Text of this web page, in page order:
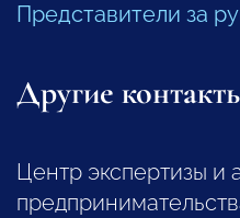
Представители за
Другие
Центр экспертизы и